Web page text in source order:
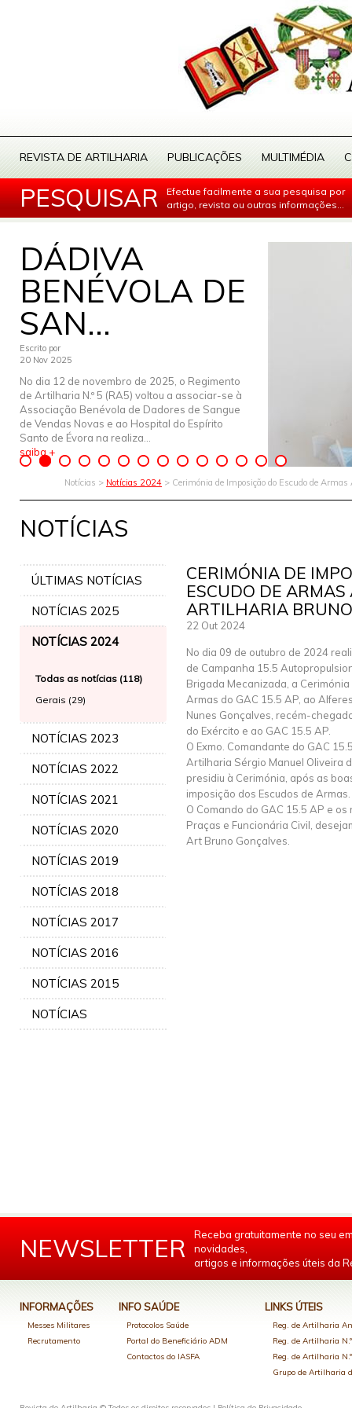
REVISTA DE ARTILHARIA PUBLICAÇÕES MULTIMÉDIA
PESQUISAR
Efectue facilmente a sua pesquisa por
artigo, revista ou outras informações...
DÁDIVA
BENÉVOLA DE
SAN...
Escrito por
20 Nov 2025
No dia 12 de novembro de 2025, o Regimento
de Artilharia N.º 5 (RA5) voltou a associar-se à
Associação Benévola de Dadores de Sangue
de Vendas Novas e ao Hospital do Espírito
Santo de Évora na realiza...
saiba +
Notícias > Notícias 2024 > Cerimónia de Imposição do Escudo de
NOTÍCIAS
ÚLTIMAS NOTÍCIAS
NOTÍCIAS 2025
NOTÍCIAS 2024
Todas as notícias (118)
Gerais (29)
NOTÍCIAS 2023
NOTÍCIAS 2022
NOTÍCIAS 2021
NOTÍCIAS 2020
NOTÍCIAS 2019
NOTÍCIAS 2018
NOTÍCIAS 2017
NOTÍCIAS 2016
NOTÍCIAS 2015
NOTÍCIAS
CERIMÓNIA DE
ESCUDO DE ARMAS
ARTILHARIA
22 Out 2024
No dia 09 de outubro de 2024
de Campanha 15.5
Brigada Mecanizada, a
Armas do GAC 15.5 AP, ao
Nunes Gonçalves, recém-
do Exército e ao GAC 15.5 AP.
O Exmo. Comandante do GAC
Artilharia Sérgio Manuel Oliveira
presidiu à Cerimónia, após as
imposição dos Escudos de Armas.
O Comando do GAC 15.5 AP e
Praças e Funcionária Civil,
Art Bruno Gonçalves.
NEWSLETTER
Receba gratuitamente no seu
novidades,
artigos e informações úteis da
INFORMAÇÕES
Messes Militares
Recrutamento
INFO SAÚDE
Protocolos Saúde
Portal do Beneficiário ADM
Contactos do IASFA
LINKS ÚTEIS
Reg. de Artilharia
Reg. de Artilharia
Reg. de Artilharia
Grupo de Artilharia